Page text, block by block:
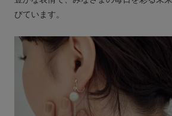
びています。